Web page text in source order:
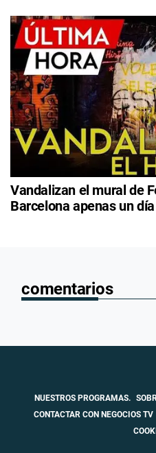
Vandalizan el mural de
Barcelona apenas un
comentarios
NUESTROS PROGRAMAS.
CONTACTAR CON NEGOCIOS TV